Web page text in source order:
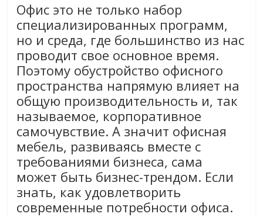
Офис это не только набор
специализированных программ,
но и среда, где большинство из нас
проводит свое основное время.
Поэтому обустройство офисного
пространства напрямую влияет на
общую производительность и, так
называемое, корпоративное
самочувствие. А значит офисная
мебель, развиваясь вместе с
требованиями бизнеса, сама
может быть бизнес-трендом. Если
знать, как удовлетворить
современные потребности офиса.